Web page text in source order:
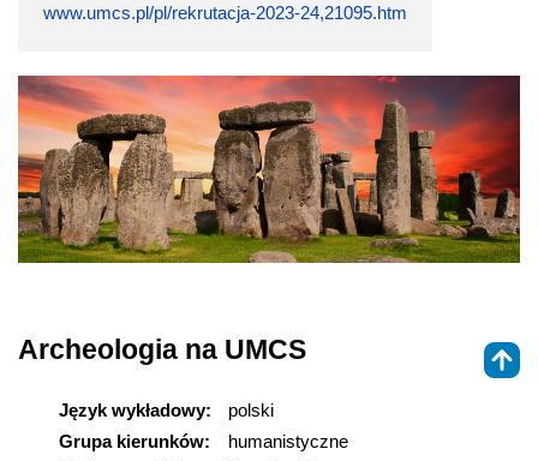
www.umcs.pl/pl/rekrutacja-2023-24,21095.htm
Archeologia na UMCS
Język wykładowy:
polski
Grupa kierunków:
humanistyczne